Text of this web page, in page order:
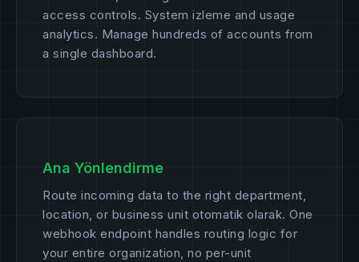
access controls. System izleme and usage
analytics. Manage hundreds of accounts from
a single dashboard.
Ana Yönlendirme
Route incoming data to the right department,
location, or business unit otomatik olarak. One
webhook endpoint handles routing logic for
your entire organization, no per-unit